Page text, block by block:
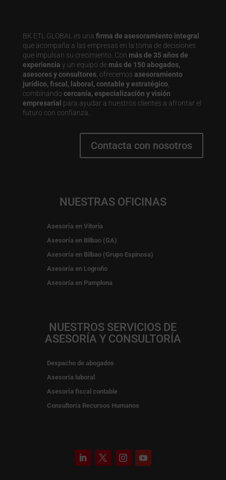
BK ETL GLOBAL es una firma de asesoramiento integral
que acompaña a las empresas en la toma de decisiones
que impulsan su crecimiento. Con más de 35 años de
experiencia y un equipo de más de 150 abogados,
asesores y consultores, ofrecemos asesoramiento
jurídico, fiscal, laboral, contable y estratégico
combinando cercanía, especialización y visión
empresarial para ayudar a nuestros clientes a afrontar el
futuro con confianza.
Contacta con nosotros
NUESTRAS OFICINAS
Asesoría en Vitoria
Asesoría en Bilbao (GA)
Asesoría en Bilbao (Grupo Espinosa)
Asesoría en Logroño
Asesoría en Pamplona
NUESTROS SERVICIOS DE
ASESORÍA Y CONSULTORÍA
Despacho de abogados
Asesoría laboral
Asesoría fiscal contable
Consultoría Recursos Humanos